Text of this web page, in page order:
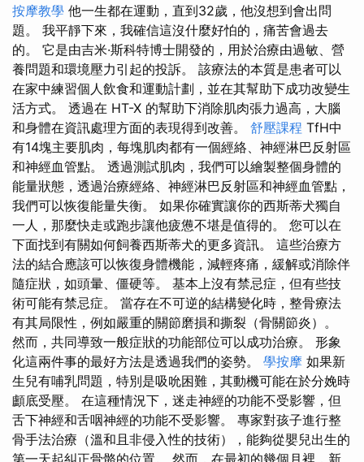
按摩教學 他一生都在運動，直到32歲，他沒想到會出問
題。 我平靜下來，我確信這沒什麼好怕的，痛苦會過去
的。 它是由吉米·斯科特博士開發的，用於治療由過敏、營
養問題和環境壓力引起的投訴。 該療法的本質是患者可以
在家中練習個人飲食和運動計劃，並在其幫助下成功改變生
活方式。 透過在 HT-X 的幫助下消除肌肉張力過高，大腦
和身體在資訊處理方面的表現得到改善。 舒壓課程 TfH中
有14塊主要肌肉，每塊肌肉都有一個經絡、神經淋巴反射區
和神經血管點。 透過測試肌肉，我們可以繪製整個身體的
能量狀態，透過治療經絡、神經淋巴反射區和神經血管點，
我們可以恢復能量失衡。 如果你確實讓你的西斯蒂犬獨自
一人，那麼快走或跑步讓他疲憊不堪是值得的。 您可以在
下面找到有關如何飼養西斯蒂犬的更多資訊。 這些治療方
法的結合應該可以恢復身體機能，減輕疼痛，緩解或消除伴
隨症狀，如頭暈、僵硬等。 基本上沒有禁忌症，但有些技
術可能有禁忌症。 當存在不可逆的結構變化時，整骨療法
有其局限性，例如嚴重的關節磨損和撕裂（骨關節炎）。
然而，共同導致一般症狀的功能部位可以成功治療。 形象
化這兩件事的最好方法是透過我們的姿勢。 學按摩 如果新
生兒有哺乳問題，特別是吸吮困難，其動機可能在於分娩時
顱底受壓。 在這種情況下，迷走神經的功能不受影響，但
舌下神經和舌咽神經的功能不受影響。 專家對孩子進行整
骨手法治療（溫和且非侵入性的技術），能夠從嬰兒出生的
第一天起糾正骨骼的位置。 然而，在最初的幾個月裡，新